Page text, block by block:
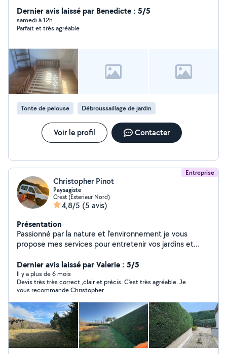
aussi
Dernier avis laissé par Benedicte : 5/5
samedi à 12h
Parfait et très agréable
Tonte de pelouse Débroussaillage de jardin
Voir le profil Contacter
Entreprise
Christopher Pinot
Paysagiste
Crest (Exterieur Nord)
4,8/5 (5 avis)
Présentation
Passionné par la nature et l'environnement je vous
propose mes services pour entretenir vos jardins et
Dernier avis laissé par Valerie : 5/5
Il y a plus de 6 mois
Devis très très correct ,clair et précis. C'est très agréable. Je
vous recommande Christopher